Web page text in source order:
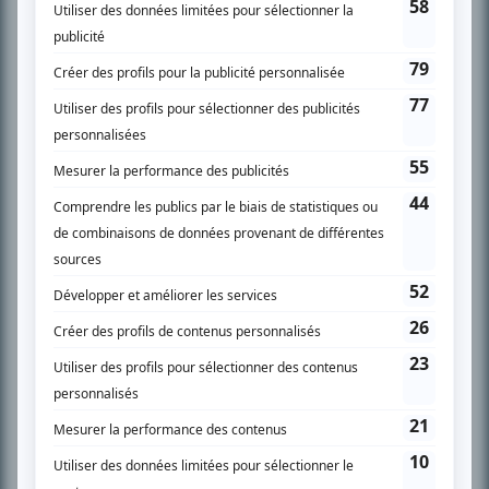
SUR LE RÉSEAU BIZZ MÉDIA
PLAN DU SITE
Accueil
Liste des oeuvres
Recherche avancée
À propos
Nous contacter
Termes et conditions
Politique de confidentialité
Gestion du consentement